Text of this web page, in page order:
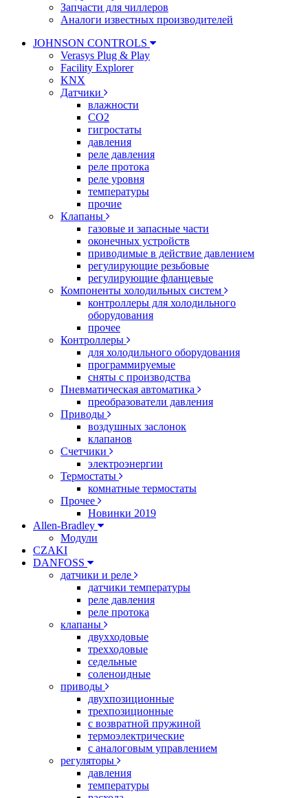
Запчасти для чиллеров
Аналоги известных производителей
JOHNSON CONTROLS
Verasys Plug & Play
Facility Explorer
KNX
Датчики
влажности
CO2
гигростаты
давления
реле давления
реле протока
реле уровня
температуры
прочие
Клапаны
газовые и запасные части
оконечных устройств
приводимые в действие давлением
регулирующие резьбовые
регулирующие фланцевые
Компоненты холодильных систем
контроллеры для холодильного
оборудования
прочее
Контроллеры
для холодильного оборудования
программируемые
сняты с производства
Пневматическая автоматика
преобразователи давления
Приводы
воздушных заслонок
клапанов
Счетчики
электроэнергии
Термостаты
комнатные термостаты
Прочее
Новинки 2019
Allen-Bradley
Модули
CZAKI
DANFOSS
датчики и реле
датчики температуры
реле давления
реле протока
клапаны
двухходовые
трехходовые
седельные
соленоидные
приводы
двухпозиционные
трехпозиционные
с возвратной пружиной
термоэлектрические
с аналоговым управлением
регуляторы
давления
температуры